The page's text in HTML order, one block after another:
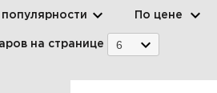
По цене
на странице 6